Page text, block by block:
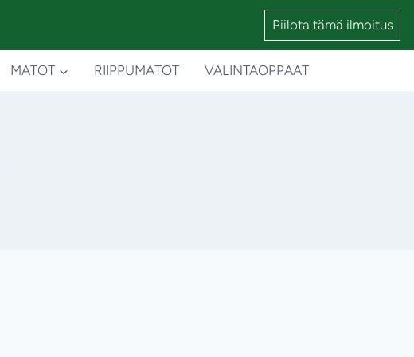
Piilota tämä ilmoitus
MATOT RIIPPUMATOT VALINTAOPPAAT